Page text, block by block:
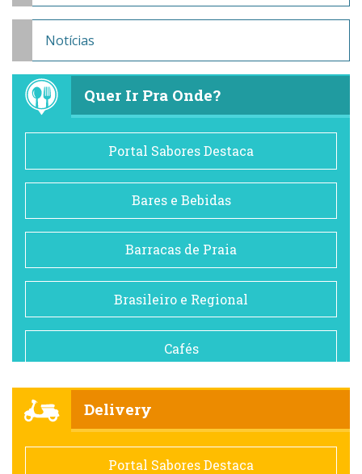
Notícias
Quer Ir Pra Onde?
Portal Sabores Destaca
Bares e Bebidas
Barracas de Praia
Brasileiro e Regional
Cafés
Comida saudável
Delivery
Portal Sabores Destaca